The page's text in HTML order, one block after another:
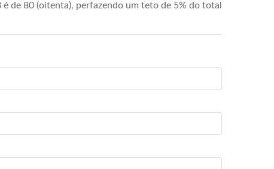
de 80 (oitenta), perfazendo um teto de 5% do total